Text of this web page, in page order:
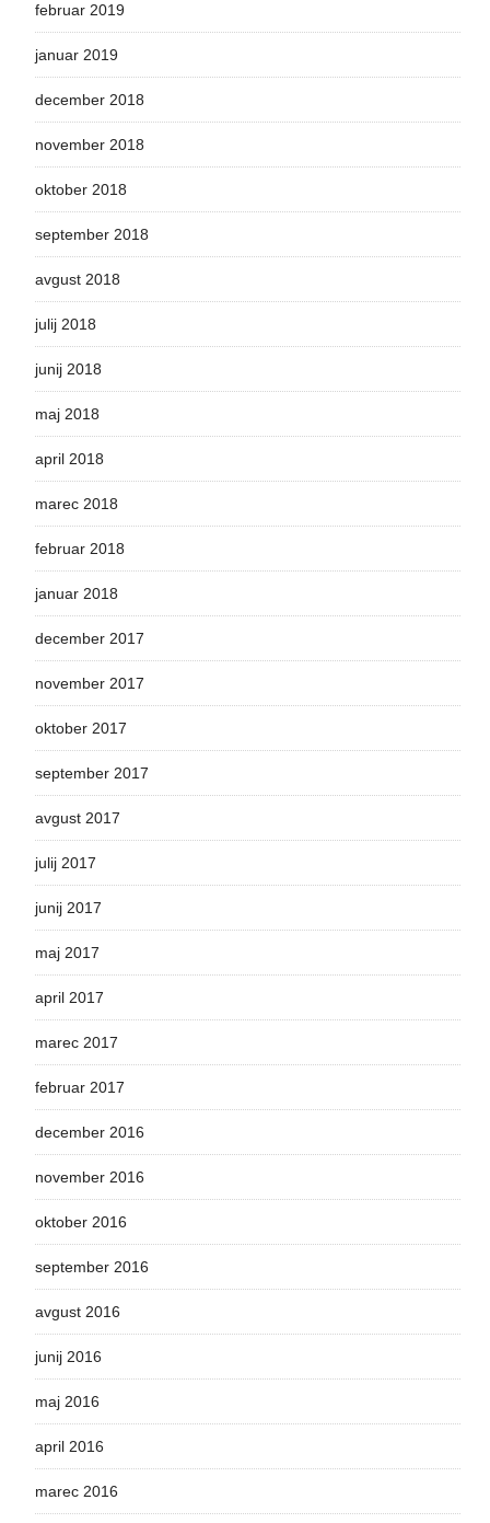
februar 2019
januar 2019
december 2018
november 2018
oktober 2018
september 2018
avgust 2018
julij 2018
junij 2018
maj 2018
april 2018
marec 2018
februar 2018
januar 2018
december 2017
november 2017
oktober 2017
september 2017
avgust 2017
julij 2017
junij 2017
maj 2017
april 2017
marec 2017
februar 2017
december 2016
november 2016
oktober 2016
september 2016
avgust 2016
junij 2016
maj 2016
april 2016
marec 2016